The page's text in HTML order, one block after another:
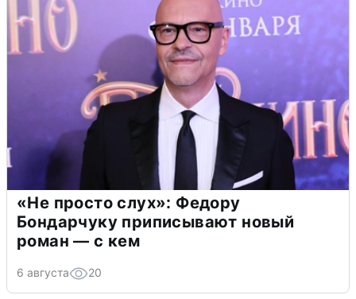
«Не просто слух»: Федору
Бондарчуку приписывают новый
роман — с кем
6 августа 20